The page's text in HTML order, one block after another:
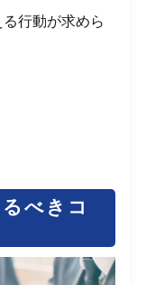
行動が求めら
べきコ